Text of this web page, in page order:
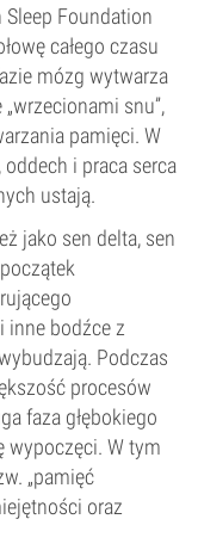
Sleep Foundation
całego czasu
mózg wytwarza
snu”,
pamięci. W
oddech i praca serca
ustają.
jako sen delta, sen
inne bodźce z
Podczas
procesów
faza głębokiego
wypoczęci. W tym
„pamięć
oraz